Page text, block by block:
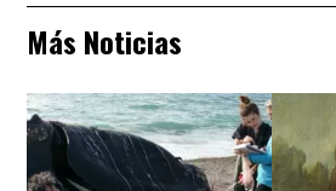
Más Noticias